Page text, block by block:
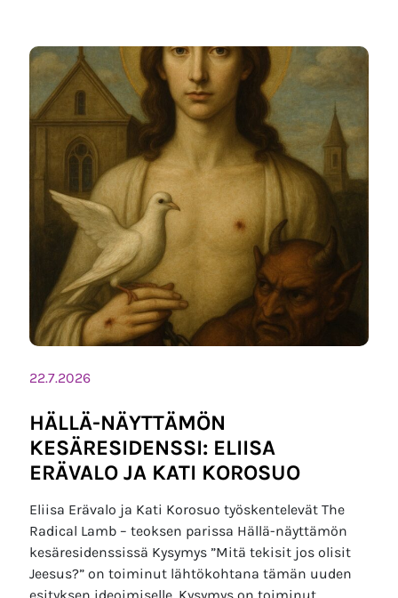
22.7.2026
HÄLLÄ-NÄYTTÄMÖN
KESÄRESIDENSSI: ELIISA
ERÄVALO JA KATI KOROSUO
Eliisa Erävalo ja Kati Korosuo työskentelevät The
Radical Lamb – teoksen parissa Hällä-näyttämön
kesäresidenssissä Kysymys ”Mitä tekisit jos olisit
Jeesus?” on toiminut lähtökohtana tämän uuden
esityksen ideoimiselle. Kysymys on toiminut